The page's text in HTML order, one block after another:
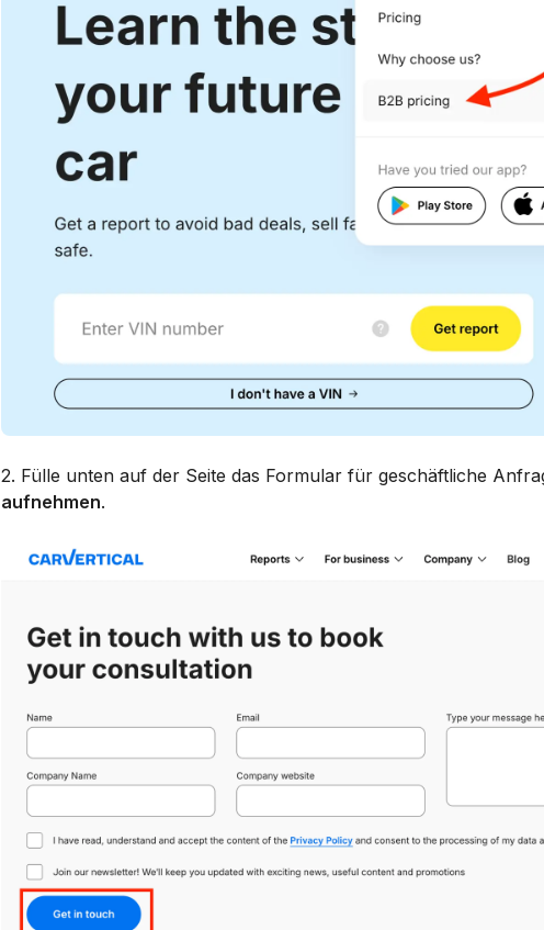
2. Fülle unten auf der Seite das Formular für geschäftliche
aufnehmen.